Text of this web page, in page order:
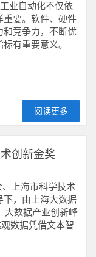
业自动化不仅依
重要。软件、硬件
和竞争力，不断优
标有重要意义。
阅读更多
创新金奖
上海市科学技术
下，由上海大数据
大数据产业创新峰
数据凭借文本智